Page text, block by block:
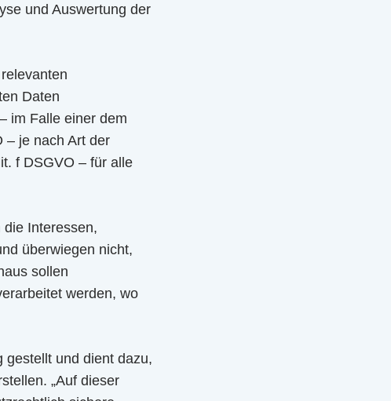
und Auswertung der
Daten
im Falle einer dem
– je nach Art der
f DSGVO – für alle
Interessen,
überwiegen nicht,
sollen
werden, wo
gestellt und dient dazu,
„Auf dieser